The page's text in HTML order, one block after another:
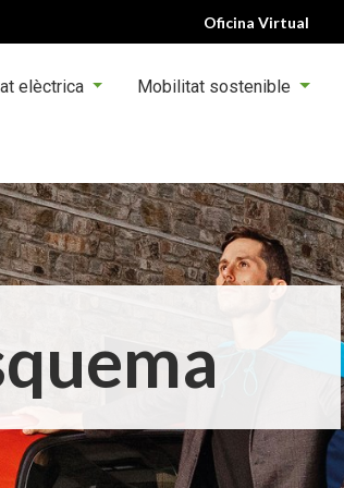
Oficina Virtual
elèctrica Mobilitat sostenible